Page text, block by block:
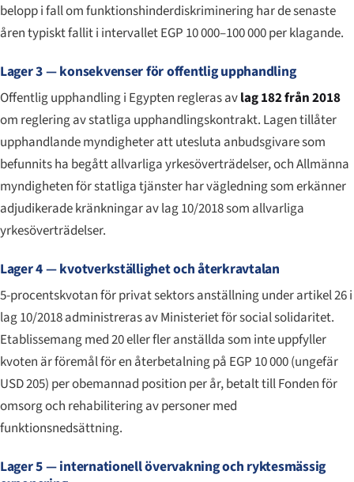
belopp i fall om funktionshinderdiskriminering har de senaste
åren typiskt fallit i intervallet EGP 10 000–100 000 per klagande.
Lager 3 — konsekvenser för offentlig upphandling
Offentlig upphandling i Egypten regleras avlag 182 från 2018
om reglering av statliga upphandlingskontrakt. Lagen tillåter
upphandlande myndigheter att utesluta anbudsgivare som
befunnits ha begått allvarliga yrkesöverträdelser, och Allmänna
myndigheten för statliga tjänster har vägledning som erkänner
adjudikerade kränkningar av lag 10/2018 som allvarliga
yrkesöverträdelser.
Lager 4 — kvotverkställighet och återkravtalan
5-procentskvotan för privat sektors anställning under artikel 26 i
lag 10/2018 administreras av Ministeriet för social solidaritet.
Etablissemang med 20 eller fler anställda som inte uppfyller
kvoten är föremål för en återbetalning på EGP 10 000 (ungefär
USD 205) per obemannad position per år, betalt till Fonden för
omsorg och rehabilitering av personer med
funktionsnedsättning.
Lager 5 — internationell övervakning och ryktesmässig